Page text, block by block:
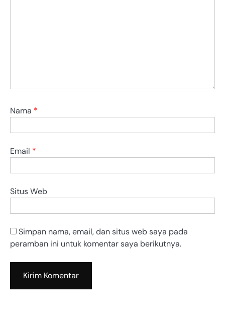
Nama *
Email *
Situs Web
Simpan nama, email, dan situs web saya pada
peramban ini untuk komentar saya berikutnya.